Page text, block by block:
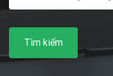
Tìm kiếm